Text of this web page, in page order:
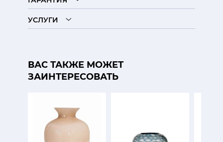
УСЛУГИ
ВАС ТАКЖЕ МОЖЕТ
ЗАИНТЕРЕСОВАТЬ